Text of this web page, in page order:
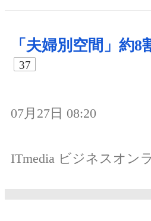
「夫婦別空間」約8
37
07月27日 08:20
ITmedia ビジネスオン